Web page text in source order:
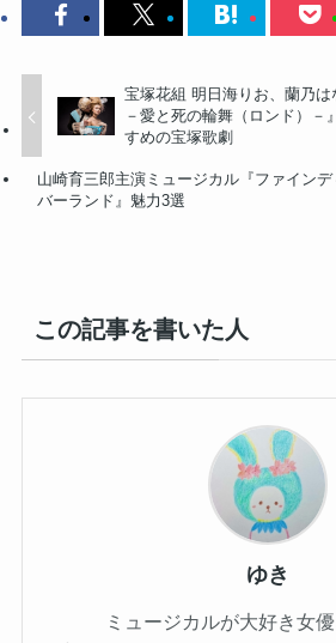
宝塚花組 明日海りお、蘭乃は
－愛と死の輪舞（ロンド）－
すめの宝塚歌劇
山崎育三郎主演ミュージカル『ファイン
バーランド』魅力3選
この記事を書いた人
ゆき
ミュージカルが大好き女優